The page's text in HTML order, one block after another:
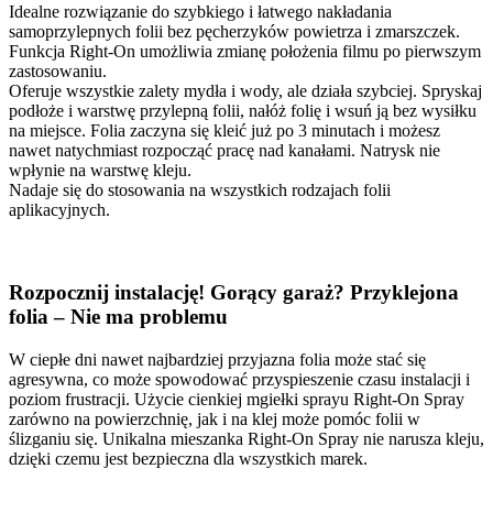
Idealne rozwiązanie do szybkiego i łatwego nakładania
samoprzylepnych folii bez pęcherzyków powietrza i zmarszczek.
Funkcja Right-On umożliwia zmianę położenia filmu po pierwszym
zastosowaniu.
Oferuje wszystkie zalety mydła i wody, ale działa szybciej. Spryskaj
podłoże i warstwę przylepną folii, nałóż folię i wsuń ją bez wysiłku
na miejsce. Folia zaczyna się kleić już po 3 minutach i możesz
nawet natychmiast rozpocząć pracę nad kanałami. Natrysk nie
wpłynie na warstwę kleju.
Nadaje się do stosowania na wszystkich rodzajach folii
aplikacyjnych.
Rozpocznij instalację! Gorący garaż? Przyklejona
folia – Nie ma problemu
W ciepłe dni nawet najbardziej przyjazna folia może stać się
agresywna, co może spowodować przyspieszenie czasu instalacji i
poziom frustracji. Użycie cienkiej mgiełki sprayu Right-On Spray
zarówno na powierzchnię, jak i na klej może pomóc folii w
ślizganiu się. Unikalna mieszanka Right-On Spray nie narusza kleju,
dzięki czemu jest bezpieczna dla wszystkich marek.